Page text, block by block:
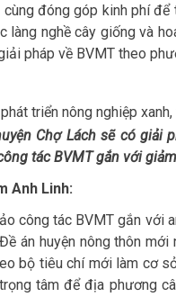
đóng góp kinh phí
làng nghề cây giống và
pháp về BVMT theo
triển nông nghiệp
Chợ Lách sẽ có
tác BVMT gắn với
Anh Linh:
công tác BVMT gắn với
án huyện nông thôn
bộ tiêu chí mới làm cơ
tâm để địa phương